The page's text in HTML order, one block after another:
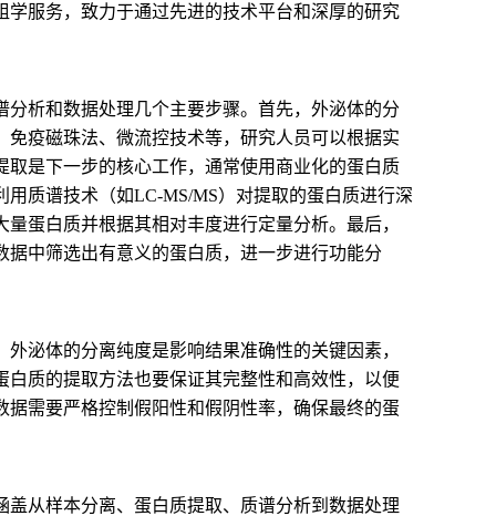
服务，致力于通过先进的技术平台和深厚的研究
析和数据处理几个主要步骤。首先，外泌体的分
疫磁珠法、微流控技术等，研究人员可以根据实
是下一步的核心工作，通常使用商业化的蛋白质
质谱技术（如LC-MS/MS）对提取的蛋白质进行深
蛋白质并根据其相对丰度进行定量分析。最后，
中筛选出有意义的蛋白质，进一步进行功能分
泌体的分离纯度是影响结果准确性的关键因素，
质的提取方法也要保证其完整性和高效性，以便
需要严格控制假阳性和假阴性率，确保最终的蛋
从样本分离、蛋白质提取、质谱分析到数据处理